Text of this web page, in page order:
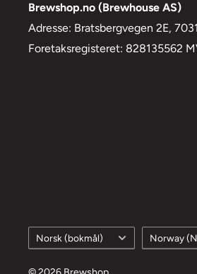
Brewshop.no (Brewhouse AS)
Adresse: Bratsbergvegen 2E,
Foretaksregisteret: 828135562
Språk
Norsk (bokmål) Land/region
Norway